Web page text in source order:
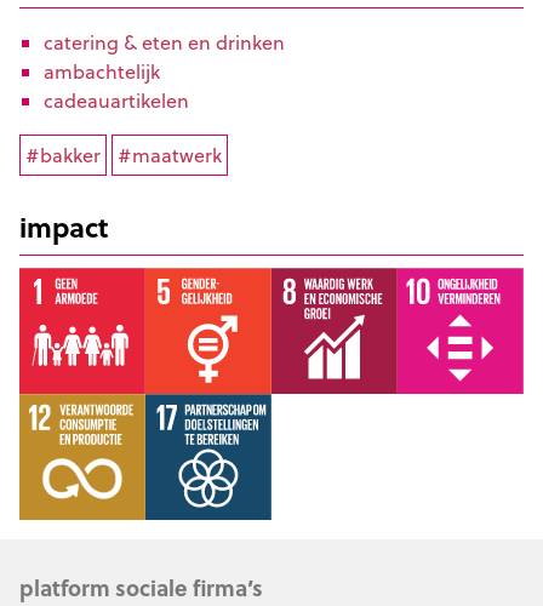
catering & eten en drinken
ambachtelijk
cadeauartikelen
#bakker #maatwerk
impact
platform sociale firma’s